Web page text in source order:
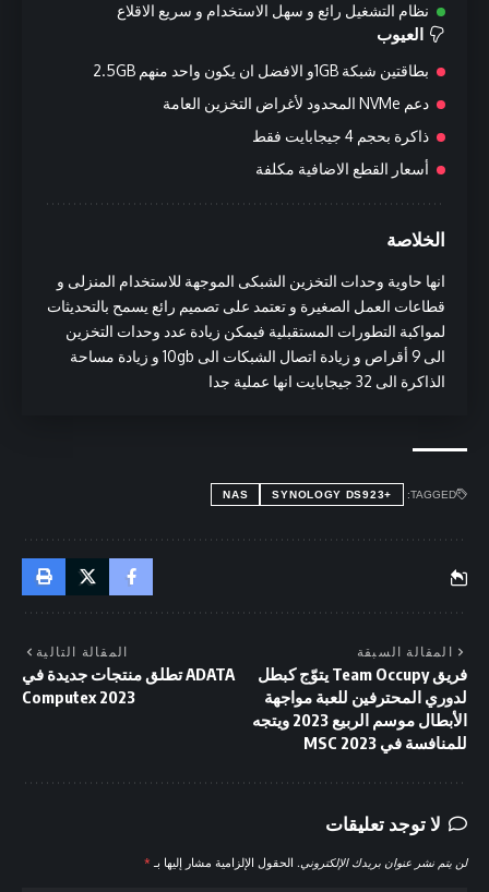
نظام التشغيل رائع و سهل الاستخدام و سريع الاقلاع
العيوب
بطاقتين شبكة 1GBو الافضل ان يكون واحد منهم 2.5GB
دعم NVMe المحدود لأغراض التخزين العامة
ذاكرة بحجم 4 جيجابايت فقط
أسعار القطع الاضافية مكلفة
الخلاصة
انها حاوية وحدات التخزين الشبكى الموجهة للاستخدام المنزلى و
قطاعات العمل الصغيرة و تعتمد على تصميم رائع يسمح بالتحديثات
لمواكبة التطورات المستقبلية فيمكن زيادة عدد وحدات التخزين
الى 9 أقراص و زيادة اتصال الشبكات الى 10gb و زيادة مساحة
الذاكرة الى 32 جيجابايت انها عملية جدا
TAGGED:
+SYNOLOGY DS923
NAS
المقالة السبقة
فريق Team Occupy يتوّج كبطل
لدوري المحترفين للعبة مواجهة
الأبطال موسم الربيع 2023 ويتجه
للمنافسة في MSC 2023
المقالة التالية
ADATA تطلق منتجات جديدة في
Computex 2023
لا توجد تعليقات
لن يتم نشر عنوان بريدك الإلكتروني. الحقول الإلزامية مشار إليها بـ *